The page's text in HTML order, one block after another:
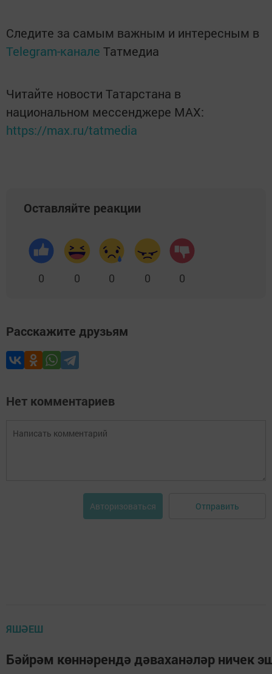
Следите за самым важным и интересным в
Telegram-канале Татмедиа
Читайте новости Татарстана в
национальном мессенджере MАХ:
https://max.ru/tatmedia
Оставляйте реакции
0 0 0 0 0
Расскажите друзьям
Нет комментариев
Авторизоваться Отправить
ЯШӘЕШ
Бәйрәм көннәрендә дәваханәләр ничек